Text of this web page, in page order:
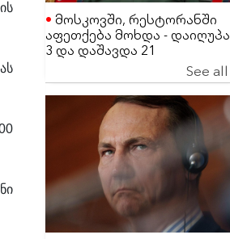
მოსკოვში, რესტორანში
აფეთქება მოხდა - დაიღუპა
3 და დაშავდა 21
მაღალჩინოსანი სამხედრო
პირი
See all